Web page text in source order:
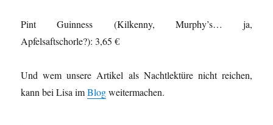
Pint Guinness (Kilkenny, Murphy’s… ja,
Apfelsaftschorle?): 3,65 €
Und wem unsere Artikel als Nachtlektüre nicht reichen,
kann bei Lisa imBlogweitermachen.